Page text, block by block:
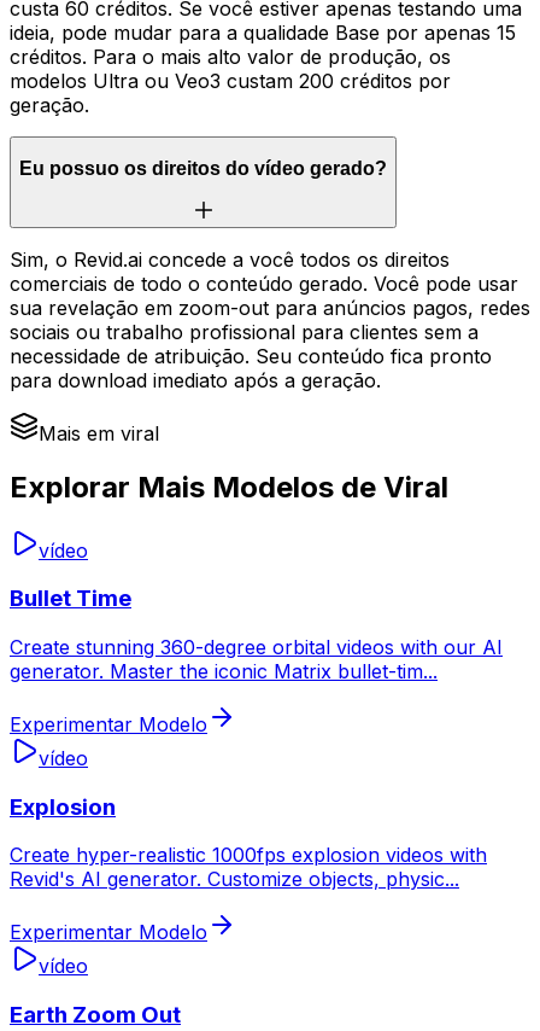
custa 60 créditos. Se você estiver apenas testando uma
ideia, pode mudar para a qualidade Base por apenas 15
créditos. Para o mais alto valor de produção, os
modelos Ultra ou Veo3 custam 200 créditos por
geração.
Eu possuo os direitos do vídeo gerado?
Sim, o Revid.ai concede a você todos os direitos
comerciais de todo o conteúdo gerado. Você pode usar
sua revelação em zoom-out para anúncios pagos, redes
sociais ou trabalho profissional para clientes sem a
necessidade de atribuição. Seu conteúdo fica pronto
para download imediato após a geração.
Mais em viral
Explorar Mais Modelos de Viral
vídeo
Bullet Time
Create stunning 360-degree orbital videos with our AI
generator. Master the iconic Matrix bullet-tim...
Experimentar Modelo
vídeo
Explosion
Create hyper-realistic 1000fps explosion videos with
Revid's AI generator. Customize objects, physic...
Experimentar Modelo
vídeo
Earth Zoom Out